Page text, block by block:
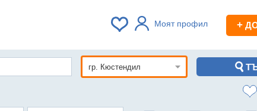
Моят профил +